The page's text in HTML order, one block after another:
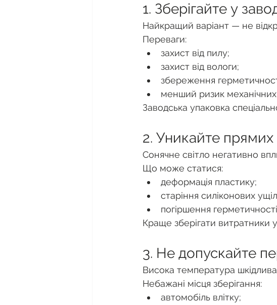
1. Зберігайте у
Найкращий варіант — не
Переваги:
захист від пилу;
захист від вологи;
збереження
менший ризик
Заводська упаковка
2. Уникайте
Сонячне світло негативно
Що може статися:
деформація пластику;
старіння силіконових
погіршення
Краще зберігати витратники
3. Не допускайте
Висока температура
Небажані місця зберігання:
автомобіль влітку;